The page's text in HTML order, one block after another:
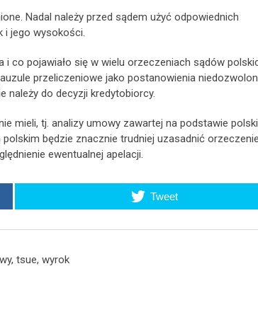
Nadal należy przed sądem użyć odpowiednich
i jego wysokości.
i co pojawiało się w wielu orzeczeniach sądów
przeliczeniowe jako postanowienia
należy do decyzji kredytobiorcy.
mieli, tj. analizy umowy zawartej na podstawie
będzie znacznie trudniej uzasadnić
ewentualnej apelacji.
Tweet
, tsue, wyrok